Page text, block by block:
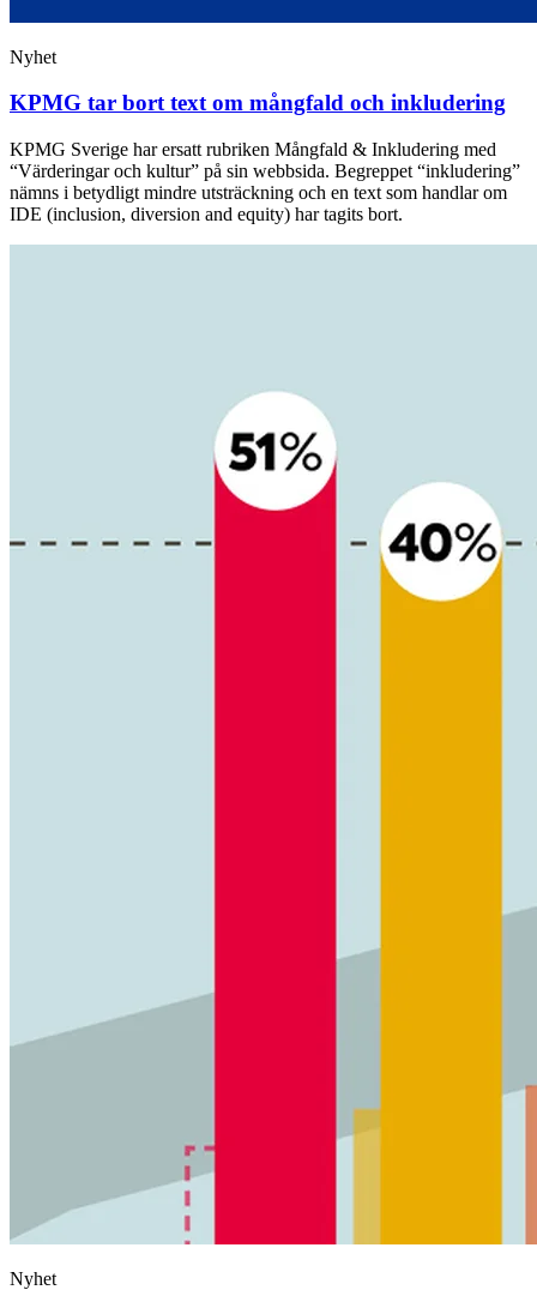
Nyhet
KPMG tar bort text om mångfald och inkludering
KPMG Sverige har ersatt rubriken Mångfald & Inkludering med
“Värderingar och kultur” på sin webbsida. Begreppet “inkludering”
nämns i betydligt mindre utsträckning och en text som handlar om
IDE (inclusion, diversion and equity) har tagits bort.
Nyhet